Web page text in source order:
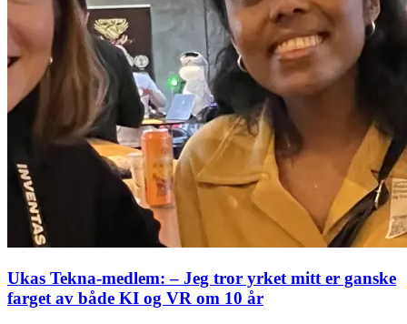
Ukas Tekna-medlem: – Jeg tror yrket mitt er ganske
farget av både KI og VR om 10 år